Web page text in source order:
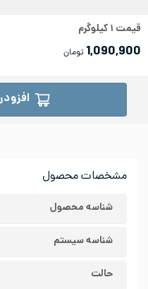
مشخصات محصول
شناسه محصول
شناسه سیستم
حالت
قیمت ۱کیلوگرم
1,090,900 تومان